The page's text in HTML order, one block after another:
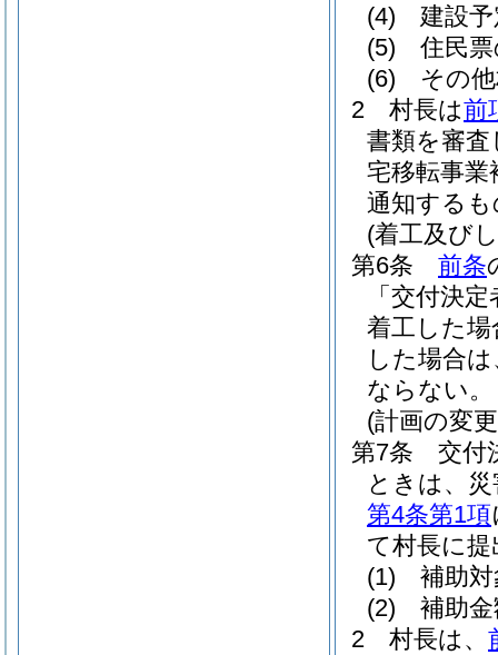
(4)
建設
(5)
住民
(6)
その
2
村長は前
書類を審
宅移転事業
通知する
(着工及び
第6条
前条
「交付決
着工した
した場合
ならない。
(計画の変
第7条
交付
ときは、
第4条第1項
て村長に
(1)
補助
(2)
補助
2
村長は、